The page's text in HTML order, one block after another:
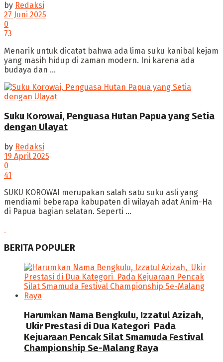
by Redaksi
27 Juni 2025
0
73
‎Menarik untuk dicatat bahwa ada lima suku kanibal kejam
yang masih hidup di zaman modern. Ini karena ada
budaya dan ...
Suku Korowai, Penguasa Hutan Papua yang Setia
dengan Ulayat
by Redaksi
19 April 2025
0
41
SUKU KOROWAI merupakan salah satu suku asli yang
mendiami beberapa kabupaten di wilayah adat Anim-Ha
di Papua bagian selatan. Seperti ...
BERITA POPULER
Harumkan Nama Bengkulu, Izzatul Azizah,
Ukir Prestasi di Dua Kategori Pada
Kejuaraan Pencak Silat Smamuda Festival
Championship Se-Malang Raya